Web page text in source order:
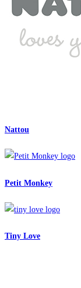
Nattou
Petit Monkey
Tiny Love